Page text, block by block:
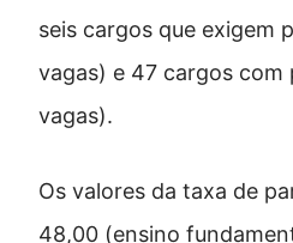
seis cargos que exigem
vagas) e 47 cargos com
vagas).
Os valores da taxa de
48,00 (ensino